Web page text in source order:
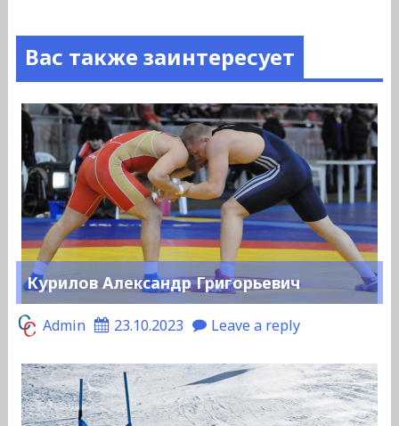
Вас также заинтересует
Курилов Александр Григорьевич
Admin 23.10.2023 Leave a reply